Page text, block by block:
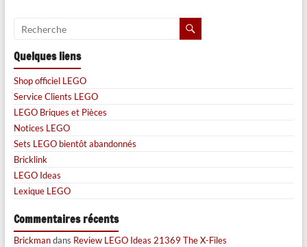
Quelques liens
Shop officiel LEGO
Service Clients LEGO
LEGO Briques et Pièces
Notices LEGO
Sets LEGO bientôt abandonnés
Bricklink
LEGO Ideas
Lexique LEGO
Commentaires récents
Brickmandans Review LEGO Ideas 21369 The X-Files